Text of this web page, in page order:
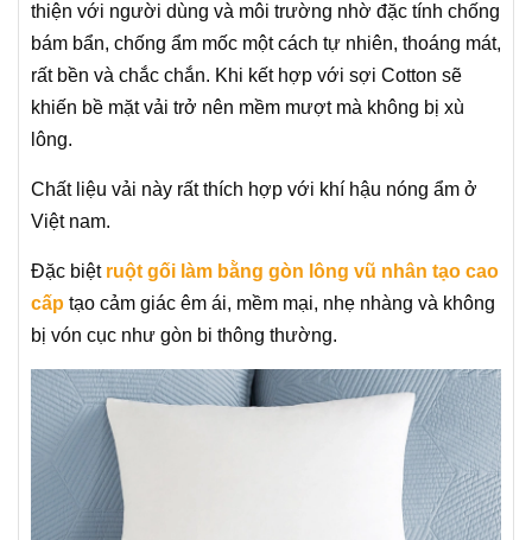
thiện với người dùng và môi trường nhờ đặc tính chống
bám bẩn, chống ẩm mốc một cách tự nhiên, thoáng mát,
rất bền và chắc chắn. Khi kết hợp với sợi Cotton sẽ
khiến bề mặt vải trở nên mềm mượt mà không bị xù
lông.
Chất liệu vải này rất thích hợp với khí hậu nóng ẩm ở
Việt nam.
Đặc biệt ruột gối làm bằng gòn lông vũ nhân tạo cao
cấp tạo cảm giác êm ái, mềm mại, nhẹ nhàng và không
bị vón cục như gòn bi thông thường.